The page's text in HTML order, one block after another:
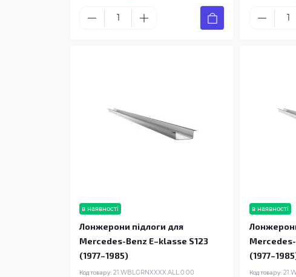
в наявності
Лонжерони підлоги для
Mercedes-Benz E–klasse S123
(1977–1985)
Код товару: 21.WBLGRNXXXX.ALL.0.00
в наявності
Mercedes-
Код товару: